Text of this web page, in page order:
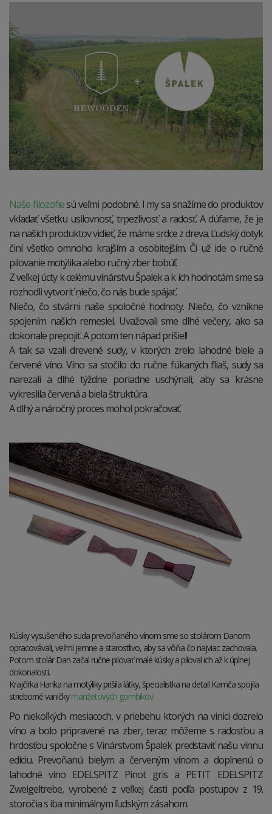
Naše filozofiesú veľmi podobné. I my sa snažíme do produktov
vkladať všetku usilovnosť, trpezlivosť a radosť. A dúfame, že je
na našich produktov vidieť, že máme srdce z dreva. Ľudský dotyk
činí všetko omnoho krajším a osobitejším. Či už ide o ručné
pilovanie motýlika alebo ručný zber bobúľ.
Z veľkej úcty k celému vinárstvu Špalek a k ich hodnotám sme sa
rozhodli vytvoriť niečo, čo nás bude spájať.
Niečo, čo stvárni naše spoločné hodnoty. Niečo, čo vznikne
spojením našich remesiel. Uvažovali sme dlhé večery, ako sa
dokonale prepojiť. A potom ten nápad prišiel!
A tak sa vzali drevené sudy, v ktorých zrelo lahodné biele a
červené víno. Víno sa stočilo do ručne fúkaných fliaš, sudy sa
narezali a dlhé týždne poriadne uschýnali, aby sa krásne
vykreslila červená a biela štruktúra.
A dlhý a náročný proces mohol pokračovať.
Kúsky vysušeného suda prevoňaného vínom sme so stolárom Danom
opracovávali, veľmi jemne a starostlivo, aby sa vôňa čo najviac zachovala.
Potom stolár Dan začal ručne pilovať malé kúsky a piloval ich až k úplnej
dokonalosti.
Krajčírka Hanka na motýliky prišila látky, špecialistka na detail Kamča spojila
strieborné vaničkymanžetových gombíkov.
Po niekoľkých mesiacoch, v priebehu ktorých na vinici dozrelo
víno a bolo pripravené na zber, teraz môžeme s radosťou a
hrdosťou spoločne s Vinárstvom Špalek predstaviť našu vínnu
edíciu. Prevoňanú bielym a červeným vínom a doplnenú o
lahodné víno EDELSPITZ Pinot gris a PETIT EDELSPITZ
Zweigeltrebe, vyrobené z veľkej časti podľa postupov z 19.
storočia s iba minimálnym ľudským zásahom.